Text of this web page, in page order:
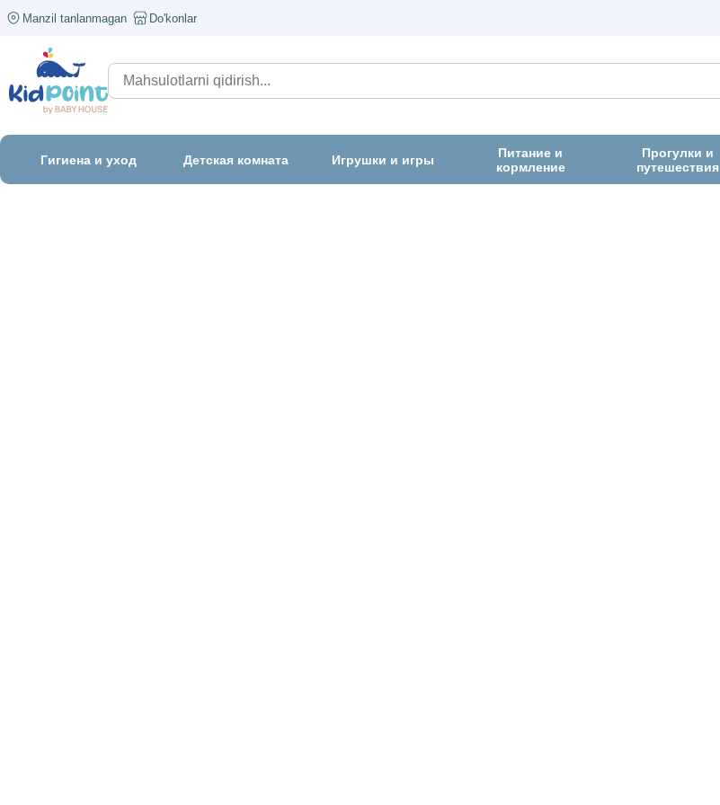
Manzil tanlanmagan Do'konlar
Гигиена и уход Детская комната Игрушки и игры
Питание и
кормление
Прогулки и
путешествия